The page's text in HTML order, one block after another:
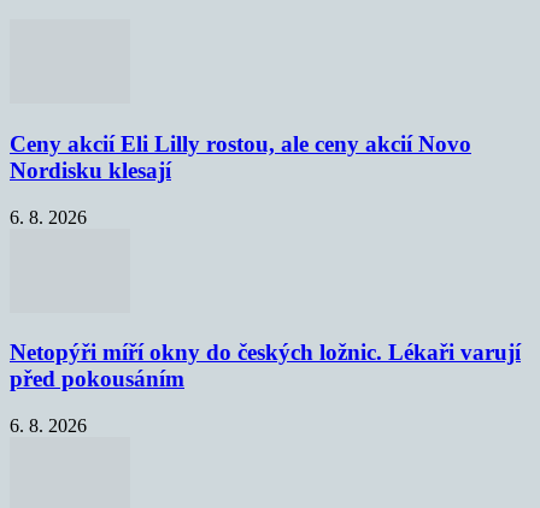
Ceny akcií Eli Lilly rostou, ale ceny akcií Novo
Nordisku klesají
6. 8. 2026
Netopýři míří okny do českých ložnic. Lékaři varují
před pokousáním
6. 8. 2026